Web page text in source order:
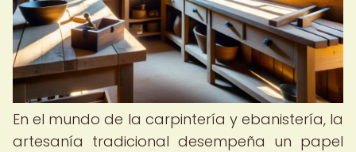
En el mundo de la carpintería y ebanistería, la
artesanía tradicional desempeña un papel